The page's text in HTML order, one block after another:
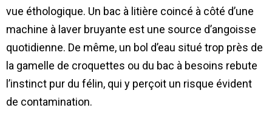
vue éthologique. Un bac à litière coincé à côté d’une
machine à laver bruyante est une source d’angoisse
quotidienne. De même, un bol d’eau situé trop près de
la gamelle de croquettes ou du bac à besoins rebute
l’instinct pur du félin, qui y perçoit un risque évident
de contamination.